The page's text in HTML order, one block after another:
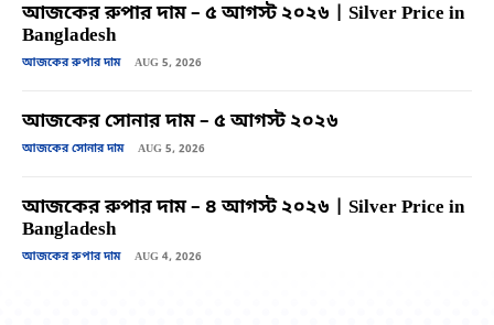
আজকের রুপার দাম – ৫ আগস্ট ২০২৬ | Silver Price in
Bangladesh
আজকের রুপার দাম AUG 5, 2026
আজকের সোনার দাম – ৫ আগস্ট ২০২৬
আজকের সোনার দাম AUG 5, 2026
আজকের রুপার দাম – ৪ আগস্ট ২০২৬ | Silver Price in
Bangladesh
আজকের রুপার দাম AUG 4, 2026